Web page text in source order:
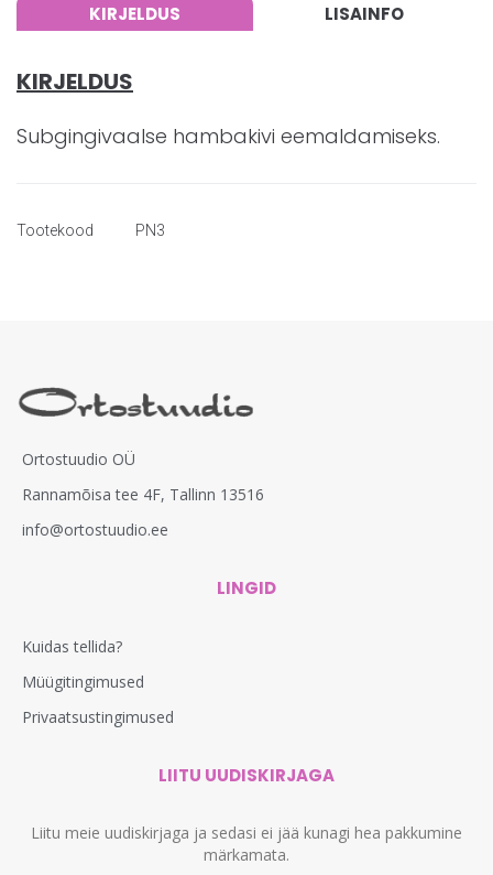
KIRJELDUS LISAINFO
KIRJELDUS
Subgingivaalse hambakivi eemaldamiseks.
Tootekood PN3
Ortostuudio OÜ
Rannamõisa tee 4F, Tallinn 13516
info@ortostuudio.ee
LINGID
Kuidas tellida?
Müügitingimused
Privaatsustingimused
LIITU UUDISKIRJAGA
Liitu meie uudiskirjaga ja sedasi ei jää kunagi hea pakkumine
märkamata.